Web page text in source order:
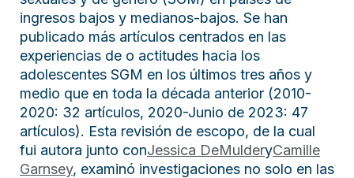
ingresos bajos y medianos-bajos. Se han
publicado más artículos centrados en las
experiencias de o actitudes hacia los
adolescentes SGM en los últimos tres años y
medio que en toda la década anterior (2010-
2020: 32 artículos, 2020-Junio de 2023: 47
artículos). Esta revisión de escopo, de la cual
fui autora junto conJessica DeMulderyCamille
Garnsey, examinó investigaciones no solo en las